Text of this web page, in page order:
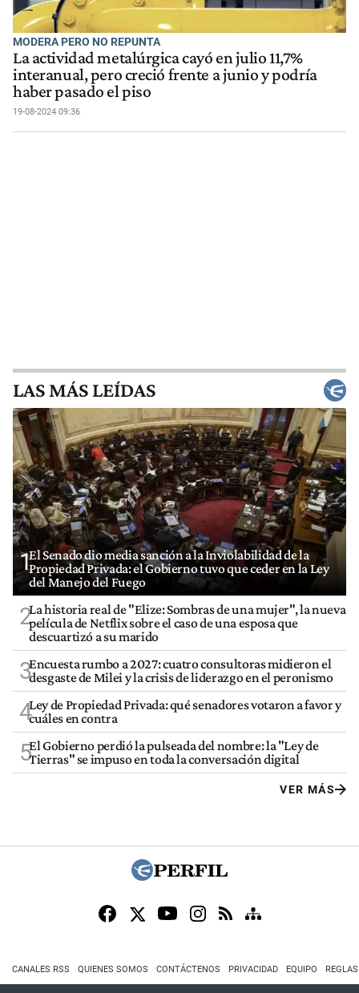
MODERA PERO NO REPUNTA
La actividad metalúrgica cayó en julio 11,7%
interanual, pero creció frente a junio y podría
haber pasado el piso
19-08-2024 09:36
LAS MÁS LEÍDAS
1El Senado dio media sanción a la Inviolabilidad de la
Propiedad Privada: el Gobierno tuvo que ceder en la Ley
del Manejo del Fuego
2La historia real de "Elize: Sombras de una mujer", la nueva
película de Netflix sobre el caso de una esposa que
descuartizó a su marido
3Encuesta rumbo a 2027: cuatro consultoras midieron el
desgaste de Milei y la crisis de liderazgo en el peronismo
4Ley de Propiedad Privada: qué senadores votaron a favor y
cuáles en contra
5El Gobierno perdió la pulseada del nombre: la "Ley de
Tierras" se impuso en toda la conversación digital
VER MÁS
CANALES RSS QUIENES SOMOS CONTÁCTENOS PRIVACIDAD EQUIPO